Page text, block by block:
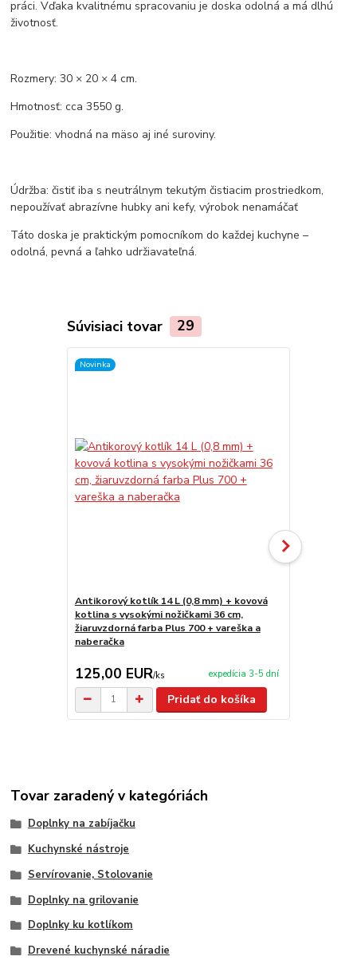
práci. Vďaka kvalitnému spracovaniu je doska odolná a má dlhú
životnosť.
Rozmery: 30 × 20 × 4 cm.
Hmotnosť: cca 3550 g.
Použitie: vhodná na mäso aj iné suroviny.
Údržba: čistiť iba s neutrálnym tekutým čistiacim prostriedkom,
nepoužívať abrazívne hubky ani kefy, výrobok nenamáčať
Táto doska je praktickým pomocníkom do každej kuchyne –
odolná, pevná a ľahko udržiavateľná.
Súvisiaci tovar 29
Novinka
Antikorový kotlík 14 L (0,8 mm) + kovová
kotlina s vysokými nožičkami 36 cm,
žiaruvzdorná farba Plus 700 + vareška a
naberačka
125,00 EUR/ks expedícia 3-5 dní
Pridať do košíka
Tovar zaradený v kategóriách
Doplnky na zabíjačku
Kuchynské nástroje
Servírovanie, Stolovanie
Doplnky na grilovanie
Doplnky ku kotlíkom
Drevené kuchynské náradie